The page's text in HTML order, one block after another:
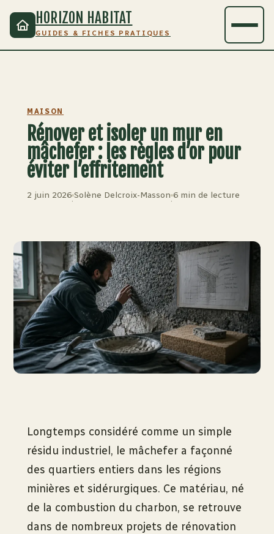
HORIZON HABITAT
GUIDES & FICHES PRATIQUES
MAISON
Rénover et isoler un mur en
mâchefer : les règles d’or pour
éviter l’effritement
2 juin 2026
·
Solène Delcroix-Masson
·
6 min de lecture
Longtemps considéré comme un simple
résidu industriel, le mâchefer a façonné
des quartiers entiers dans les régions
minières et sidérurgiques. Ce matériau, né
de la combustion du charbon, se retrouve
dans de nombreux projets de rénovation